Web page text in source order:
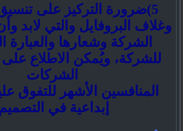
5)ضرورة التركيز على
وغلاف البروفايل والتي لابد
الشركة وشعارها والعبارة
للشركة، ويُمكن الاطلاع على
الشركات
المنافسين الأشهر للتفوق
إبداعية في